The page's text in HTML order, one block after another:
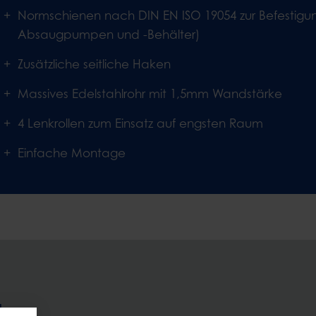
Normschienen nach DIN EN ISO 19054 zur
Absaugpumpen und -Behälter)
Zusätzliche seitliche Haken
Massives Edelstahlrohr mit 1,5mm Wandstärke
4 Lenkrollen zum Einsatz auf engsten Raum
Einfache Montage